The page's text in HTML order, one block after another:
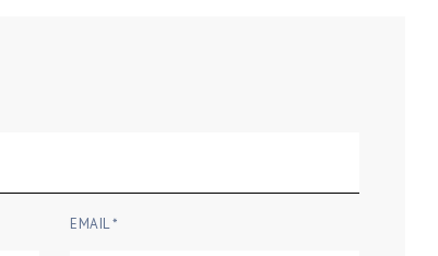
EMAIL *